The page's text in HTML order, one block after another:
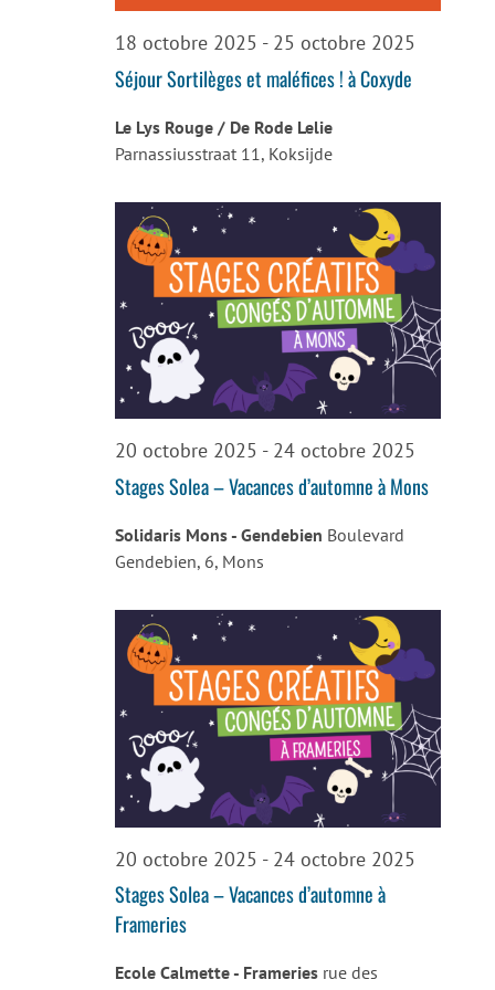
vues
18 octobre 2025 - 25 octobre 2025
Séjour Sortilèges et maléfices ! à Coxyde
Le Lys Rouge / De Rode Lelie
Parnassiusstraat 11, Koksijde
20 octobre 2025 - 24 octobre 2025
Stages Solea – Vacances d’automne à Mons
Solidaris Mons - Gendebien Boulevard
Gendebien, 6, Mons
20 octobre 2025 - 24 octobre 2025
Stages Solea – Vacances d’automne à
Frameries
Ecole Calmette - Frameries rue des